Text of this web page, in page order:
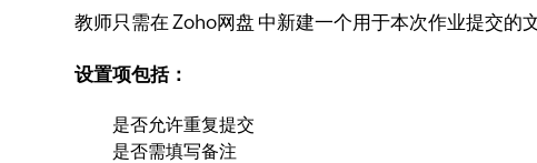
教师只需在 Zoho网盘 中新建一个用于本次作业提交的
设置项包括：
是否允许重复提交
是否需填写备注